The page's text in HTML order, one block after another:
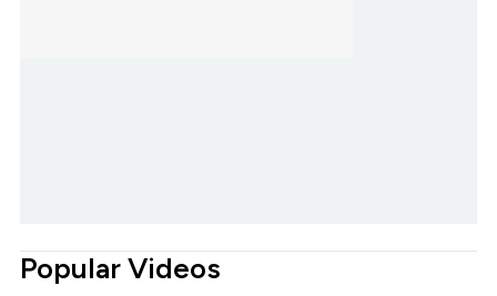
Popular Videos